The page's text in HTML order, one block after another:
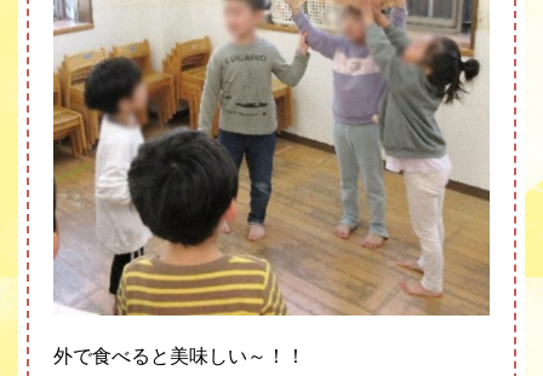
外で食べると美味しい～！！